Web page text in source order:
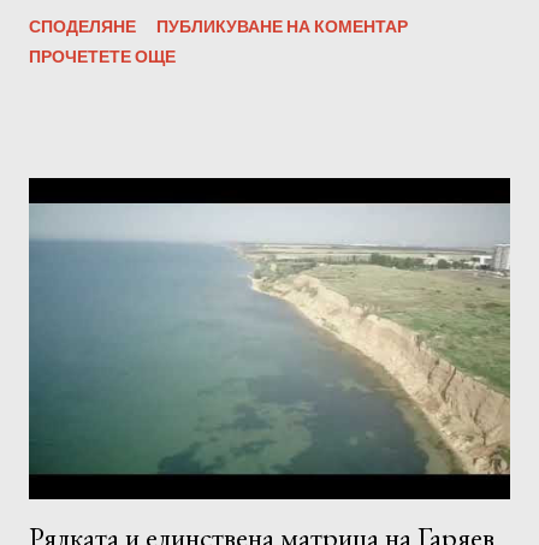
звуковата пътечка не е повлияна от всякакви оптимизатори,
нормализатори и софтуерни усилватели. Също така
Матриците на Гаряев : 1. 1-2 пъти дневно, не по-късно от 2
часа преди лягане. За жените - едномесечен курс за слушане
всеки ден. За мъже - едномесечен курс на слушане, всеки
втори ден. -Програмата трябва да се използва сутрин, през
деня или вечер. 2. Силата на звука не трябва да е твърде
висока. 3. Прослушването за предпочитане трябва да става с
качествени слушалки или тонколони. 4. Настройте се на
програмата, преди да я слушате, отпу...
СПОДЕЛЯНЕ
ПУБЛИКУВАНЕ НА КОМЕНТАР
ПРОЧЕТЕТЕ ОЩЕ
Рядката и единствена матрица на Гаряев